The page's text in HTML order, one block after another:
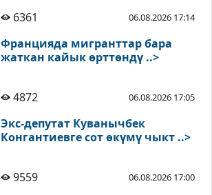
6361 06.08.2026 17:14
Францияда мигранттар бара
жаткан кайык өрттөндү ..>
4872 06.08.2026 17:05
Экс-депутат Куванычбек
Конгантиевге сот өкүмү чыкт ..>
9559 06.08.2026 17:00